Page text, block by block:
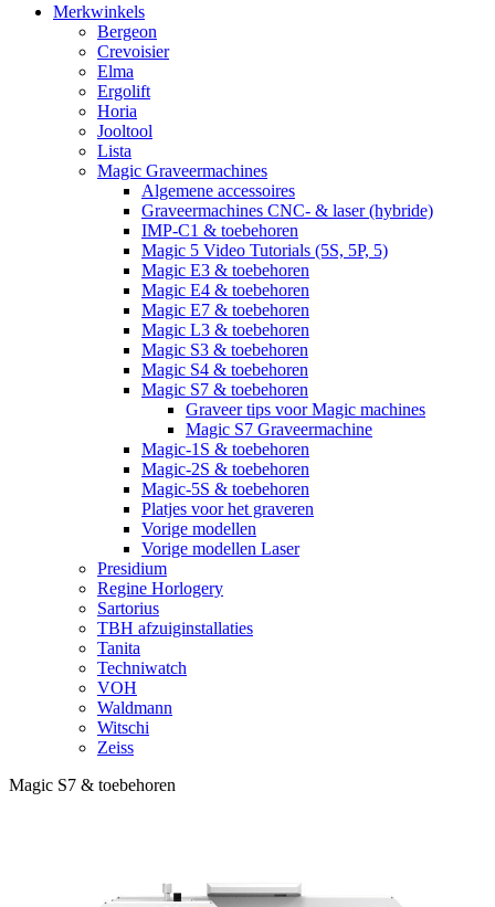
Merkwinkels
Bergeon
Crevoisier
Elma
Ergolift
Horia
Jooltool
Lista
Magic Graveermachines
Algemene accessoires
Graveermachines CNC- & laser (hybride)
IMP-C1 & toebehoren
Magic 5 Video Tutorials (5S, 5P, 5)
Magic E3 & toebehoren
Magic E4 & toebehoren
Magic E7 & toebehoren
Magic L3 & toebehoren
Magic S3 & toebehoren
Magic S4 & toebehoren
Magic S7 & toebehoren
Graveer tips voor Magic machines
Magic S7 Graveermachine
Magic-1S & toebehoren
Magic-2S & toebehoren
Magic-5S & toebehoren
Platjes voor het graveren
Vorige modellen
Vorige modellen Laser
Presidium
Regine Horlogery
Sartorius
TBH afzuiginstallaties
Tanita
Techniwatch
VOH
Waldmann
Witschi
Zeiss
Magic S7 & toebehoren